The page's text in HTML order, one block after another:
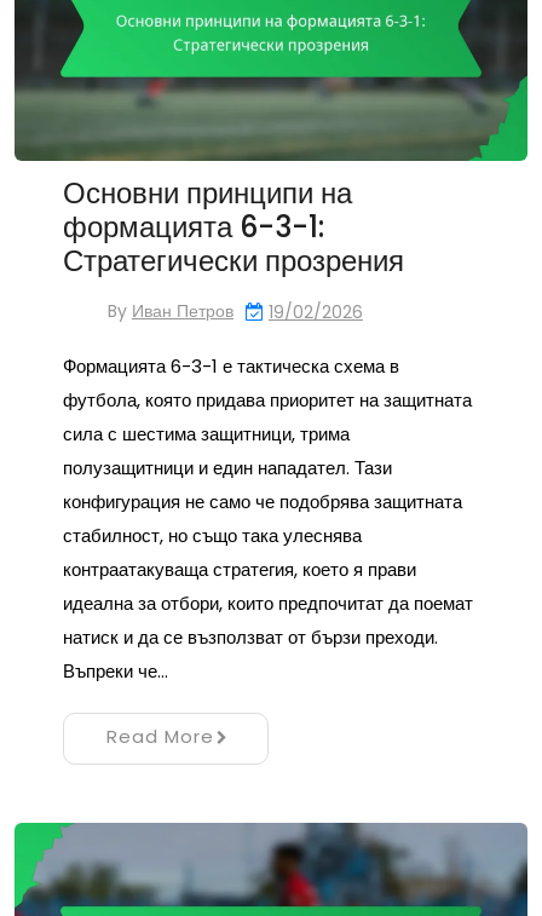
Основни принципи на
формацията 6-3-1:
Стратегически прозрения
By Иван Петров 19/02/2026
Формацията 6-3-1 е тактическа схема в
футбола, която придава приоритет на защитната
сила с шестима защитници, трима
полузащитници и един нападател. Тази
конфигурация не само че подобрява защитната
стабилност, но също така улеснява
контраатакуваща стратегия, което я прави
идеална за отбори, които предпочитат да поемат
натиск и да се възползват от бързи преходи.
Въпреки че…
Read More